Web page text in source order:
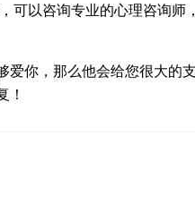
可以咨询专业的心理咨询师
你，那么他会给您很大的
！